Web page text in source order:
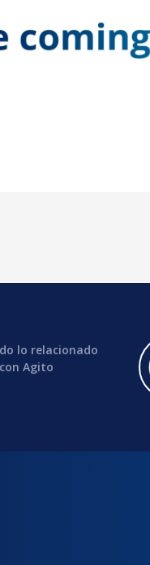
lo relacionado
Agito